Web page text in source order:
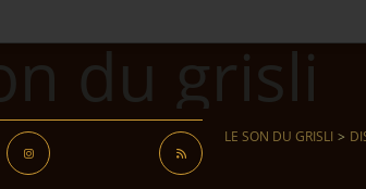
LE SON DU GRISLI >